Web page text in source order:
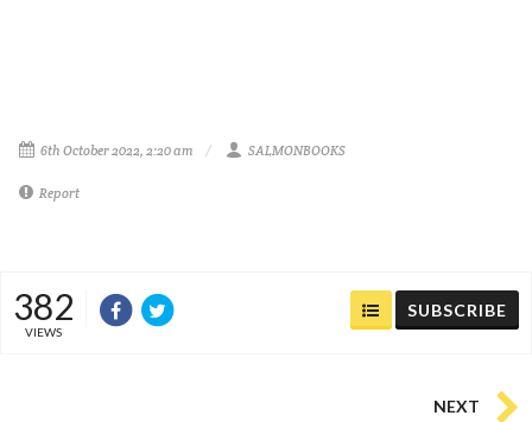
6th October 2022, 2:20 am SALMONBOOKS
Report
382
VIEWS
SUBSCRIBE
NEXT